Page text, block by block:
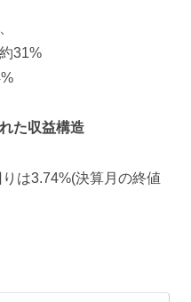
31%
た収益構造
は3.74%(決算月の終値